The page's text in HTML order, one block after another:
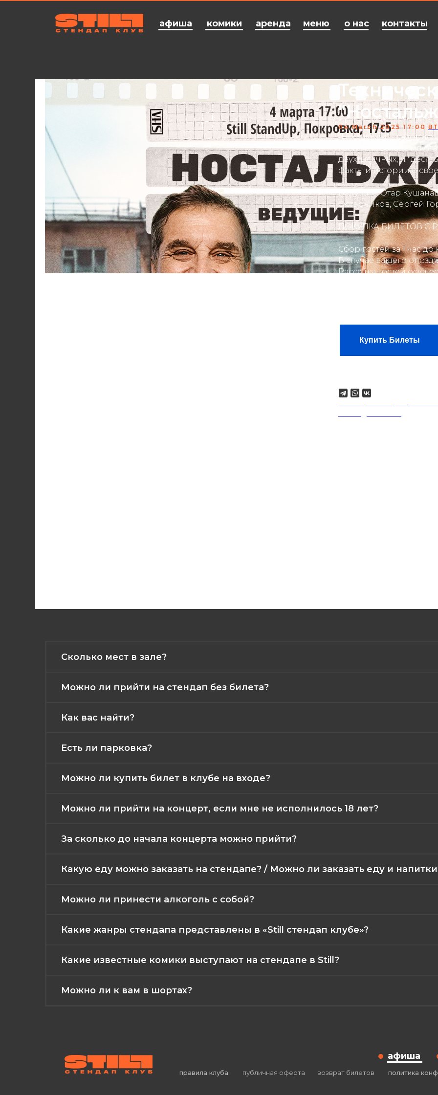
аренда
афиша комики меню контакты
о нас
04 March 2025 17:00 ВТ
"Ностальжи" -
гостям необходимо
двухтысячных, и
факты и истории о
Ведущие: Отар
Остерников, Сергей
ПОКУПКА БИЛЕТОВ С
Сбор гостей за 1 час
В случае вашего
Рассадка гостей
Купить Билеты
Сколько мест в зале?
Можно ли прийти на стендап без билета?
Как вас найти?
Есть ли парковка?
Можно ли купить билет в клубе на входе?
Можно ли прийти на концерт, если мне не исполнилось 18 лет?
За сколько до начала концерта можно прийти?
Какую еду можно заказать на стендапе? / Можно ли заказать еду и
Можно ли принести алкоголь с собой?
Какие жанры стендапа представлены в «Still стендап клубе»?
Какие известные комики выступают на стендапе в Still?
Можно ли к вам в шортах?
возврат билетов политика
публичная оферта
правила клуба
афиша